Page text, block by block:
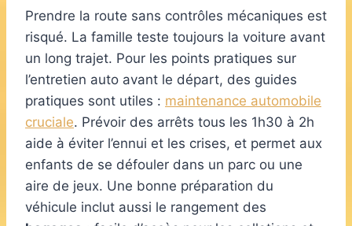
Prendre la route sans contrôles mécaniques est
risqué. La famille teste toujours la voiture avant
un long trajet. Pour les points pratiques sur
l’entretien auto avant le départ, des guides
pratiques sont utiles : maintenance automobile
cruciale. Prévoir des arrêts tous les 1h30 à 2h
aide à éviter l’ennui et les crises, et permet aux
enfants de se défouler dans un parc ou une
aire de jeux. Une bonne préparation du
véhicule inclut aussi le rangement des